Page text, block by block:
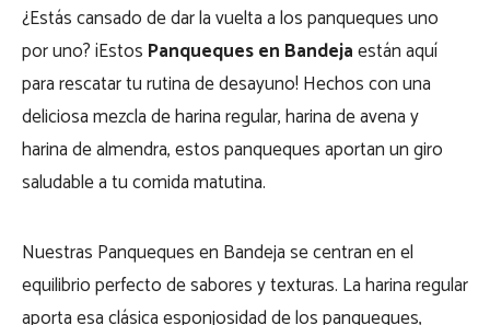
¿Estás cansado de dar la vuelta a los panqueques uno
por uno? ¡Estos Panqueques en Bandejaestán aquí
para rescatar tu rutina de desayuno! Hechos con una
deliciosa mezcla de harina regular, harina de avena y
harina de almendra, estos panqueques aportan un giro
saludable a tu comida matutina.
Nuestras Panqueques en Bandeja se centran en el
equilibrio perfecto de sabores y texturas. La harina regular
aporta esa clásica esponjosidad de los panqueques,